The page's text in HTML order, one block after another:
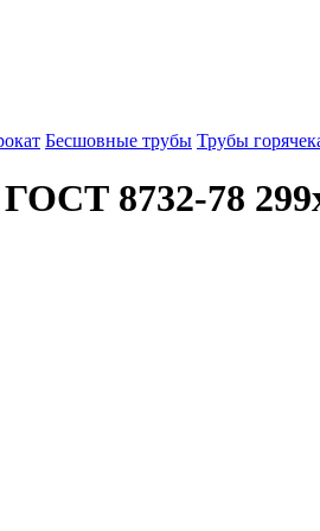
Бесшовные трубы Трубы
8732-78